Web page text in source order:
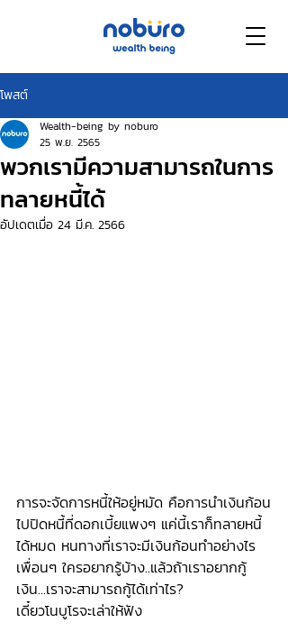
โพสต์
พวกเรามีความสามารถในการ
ทลายหนี้ได้
Wealth-being by noburo
25 พ.ย. 2565
อัปเดตเมื่อ 24 มี.ค. 2566
การจะจัดการหนี้ให้อยู่หมัด คือการนำเงินก้อน
ไปปิดหนี้ที่ดอกเบี้ยแพงๆ แค่นี้เราก็ทลายหนี้
ได้หมด หนทางที่เราจะมีเงินก้อนทำอย่างไร
เพื่อนๆ ใครอยากรู้บ้าง..แล้วถ้าเราอยากกู้
เงิน...เราจะสามารถกู้ได้เท่าไร?
เดี๋ยวโนบูโรจะเล่าให้ฟัง